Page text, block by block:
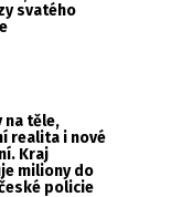
svatého
na těle,
realita i nové
Kraj
miliony do
policie